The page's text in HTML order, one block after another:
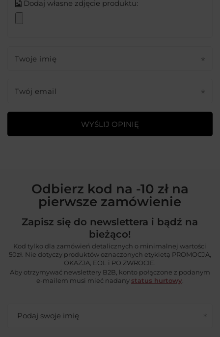
Dodaj własne zdjęcie produktu:
Twoje imię
Twój email
WYŚLIJ OPINIĘ
Odbierz kod na -10 zł na
pierwsze zamówienie
Zapisz się do newslettera i bądź na
bieżąco!
Kod tylko dla zamówień detalicznych o minimalnej wartości
50zł. Nie dotyczy produktów oznaczonych etykietą PROMOCJA,
OKAZJA, EOL i PO ZWROCIE.
Aby otrzymywać newslettery B2B, konto połączone z podanym
e-mailem musi mieć nadany status hurtowy
Podaj swoje imię